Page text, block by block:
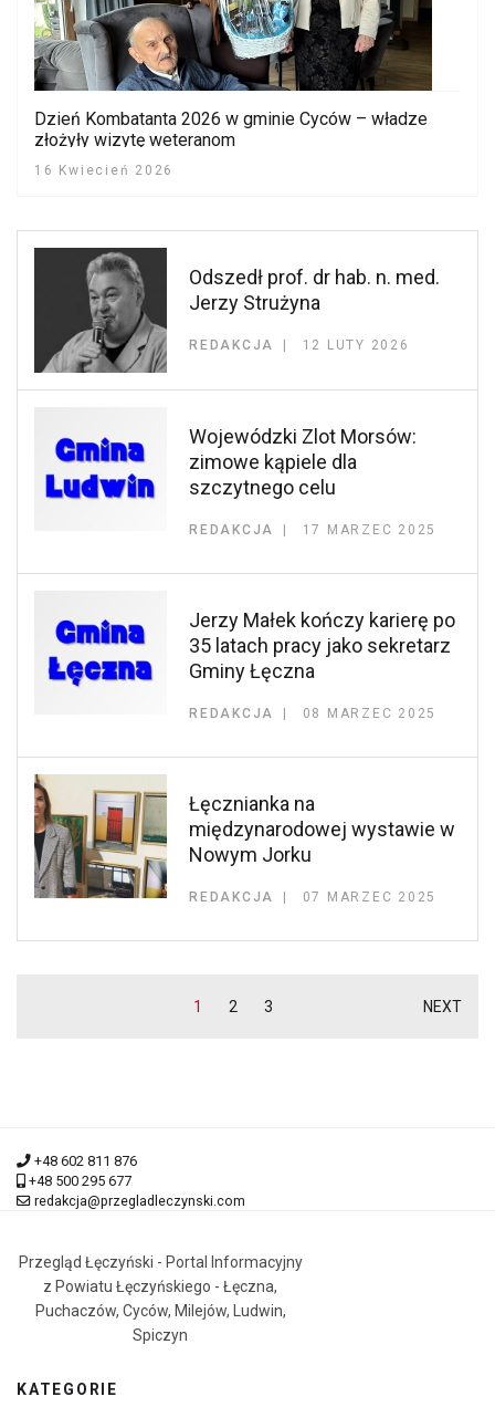
Dzień Kombatanta 2026 w gminie Cyców – władze
złożyły wizytę weteranom
16 Kwiecień 2026
Odszedł prof. dr hab. n. med.
Jerzy Strużyna
REDAKCJA 12 LUTY 2026
Wojewódzki Zlot Morsów:
zimowe kąpiele dla
szczytnego celu
REDAKCJA 17 MARZEC 2025
Jerzy Małek kończy karierę po
35 latach pracy jako sekretarz
Gminy Łęczna
REDAKCJA 08 MARZEC 2025
Łęcznianka na
międzynarodowej wystawie w
Nowym Jorku
REDAKCJA 07 MARZEC 2025
1 2 3 NEXT
+48 602 811 876
+48 500 295 677
redakcja@przegladleczynski.com
Przegląd Łęczyński - Portal Informacyjny
z Powiatu Łęczyńskiego - Łęczna,
Puchaczów, Cyców, Milejów, Ludwin,
Spiczyn
KATEGORIE